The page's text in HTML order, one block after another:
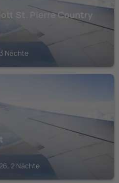
St. Pierre Country
Nächte
2 Nächte